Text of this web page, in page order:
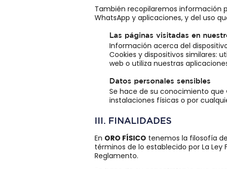
También recopilaremos información
WhatsApp y aplicaciones, y del uso
Las páginas visitadas en
Información acerca del
Cookies y dispositivos similares:
web o utiliza nuestras
Datos personales sensibles
Se hace de su conocimiento que
instalaciones físicas o por
III. FINALIDADES
En ORO FÍSICO tenemos la filosofía
términos de lo establecido por La Ley
Reglamento.